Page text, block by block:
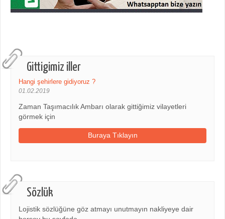
Gittigimiz iller
Hangi şehirlere gidiyoruz ?
01.02.2019
Zaman Taşımacılık Ambarı olarak gittiğimiz vilayetleri
görmek için
Buraya Tıklayın
Sözlük
Lojistik sözlüğüne göz atmayı unutmayın nakliyeye dair